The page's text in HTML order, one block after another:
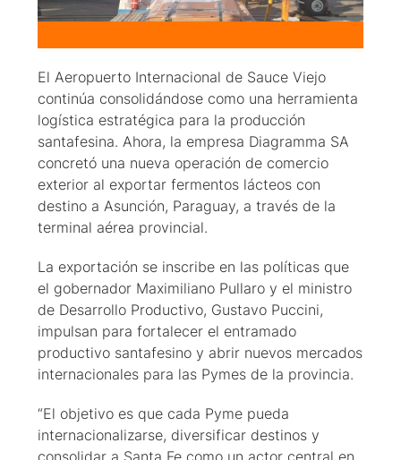
El Aeropuerto Internacional de Sauce Viejo
continúa consolidándose como una herramienta
logística estratégica para la producción
santafesina. Ahora, la empresa Diagramma SA
concretó una nueva operación de comercio
exterior al exportar fermentos lácteos con
destino a Asunción, Paraguay, a través de la
terminal aérea provincial.
La exportación se inscribe en las políticas que
el gobernador Maximiliano Pullaro y el ministro
de Desarrollo Productivo, Gustavo Puccini,
impulsan para fortalecer el entramado
productivo santafesino y abrir nuevos mercados
internacionales para las Pymes de la provincia.
“El objetivo es que cada Pyme pueda
internacionalizarse, diversificar destinos y